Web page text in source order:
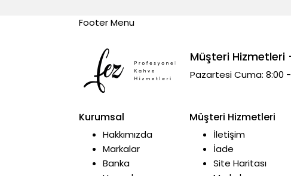
Footer Menu
Müşteri Hizmetleri
Pazartesi Cuma: 8:00
Kurumsal
Hakkımızda
Markalar
Banka
Müşteri Hizmetleri
İletişim
İade
Site Haritası